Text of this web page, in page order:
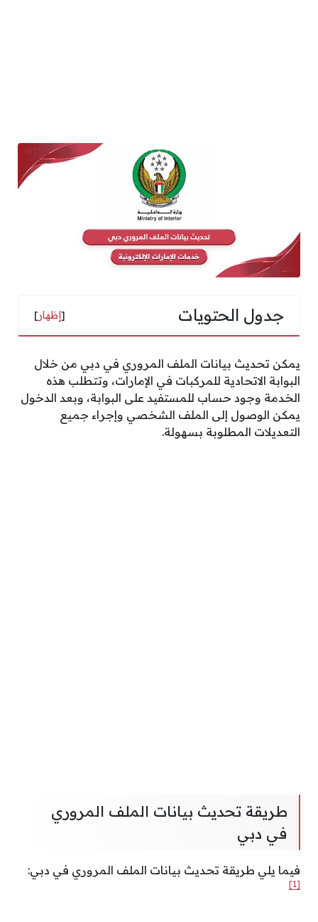
جدول الحتويات [إظهار]
يمكن تحديث بيانات الملف المروري في دبي من خلال
البوابة الاتحادية للمركبات في الإمارات، وتتطلب هذه
الخدمة وجود حساب للمستفيد على البوابة، وبعد الدخول
يمكن الوصول إلى الملف الشخصي وإجراء جميع
التعديلات المطلوبة بسهولة.
طريقة تحديث بيانات الملف المروري
في دبي
فيما يلي طريقة تحديث بيانات الملف المروري في دبي:
[1]